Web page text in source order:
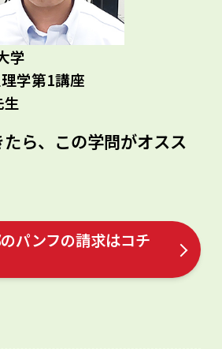
学
学第1講座
ら、この学問がオスス
パンフの請求はコチ